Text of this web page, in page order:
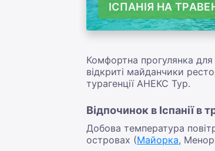
ІСПАНІЯ НА
Комфортна прогулянка для
відкриті майданчики
турагенції АНЕКС Тур.
Відпочинок в Іспанії в
Добова температура
островах (Майорка,